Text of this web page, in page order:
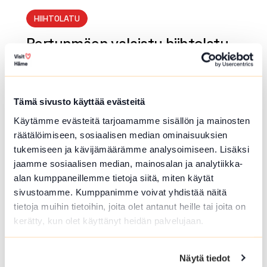
Tämä sivusto käyttää evästeitä
Käytämme evästeitä tarjoamamme sisällön ja mainosten
räätälöimiseen, sosiaalisen median ominaisuuksien
tukemiseen ja kävijämäärämme analysoimiseen. Lisäksi
jaamme sosiaalisen median, mainosalan ja analytiikka-
alan kumppaneillemme tietoja siitä, miten käytät
sivustoamme. Kumppanimme voivat yhdistää näitä
tietoja muihin tietoihin, joita olet antanut heille tai joita on
kerätty, kun olet käyttänyt heidän palvelujaan.
Näytä tiedot
HIIHTOLATU
Pertunmäen valaistu hiihtolatu
array(0) { }